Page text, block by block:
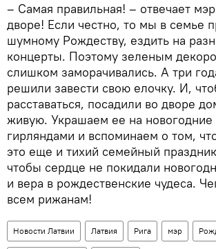
– Самая правильная! – отвечает
дворе! Если честно, то мы в семье
шумному Рождеству, ездить на
концерты. Поэтому зеленым
слишком заморачивались. А три
решили завести свою елочку. И,
расставаться, посадили во дворе
живую. Украшаем ее на новогодние
гирляндами и вспоминаем о том,
это еще и тихий семейный
чтобы сердце не покидали
и вера в рождественские чудеса.
всем рижанам!
Новости Латвии Латвия Рига мэр